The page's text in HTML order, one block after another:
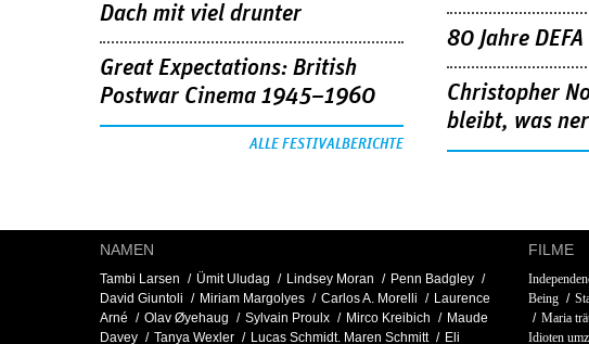
Dach mit viel drunter
Great Expectations: British
Postwar Cinema 1945–1960
ALLE FESTIVALBERICHTE
80 Jahre DEFA
Christopher
bleibt, was
NAMEN
Tambi Larsen Ümit Uludag Lindsey Moran
Penn Badgley
David Giuntoli
Miriam Margolyes Carlos A. Morelli
Laurence
Arné
Olav Øyehaug Sylvain Proulx Mirco Kreibich
Maude
Davey
Tanya Wexler Lucas Schmidt. Maren Schmitt Eli
FILME
Being
Maria
Idioten